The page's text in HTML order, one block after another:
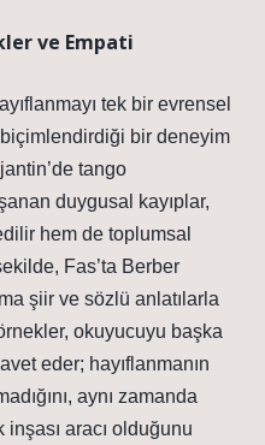
ve Empati
tek bir evrensel
bir deneyim
tango
duygusal kayıplar,
hem de toplumsal
Fas’ta Berber
şiir ve sözlü anlatılarla
okuyucuyu başka
eder; hayıflanmanın
aynı zamanda
aracı olduğunu